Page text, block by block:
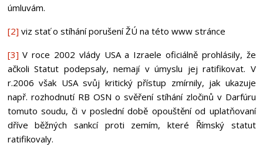
úmluvám.
[2] viz stať o stíhání porušení ŽÚ na této www stránce
[3]V roce 2002 vlády USA a Izraele oficiálně prohlásily, že
ačkoli Statut podepsaly, nemají v úmyslu jej ratifikovat. V
r.2006 však USA svůj kritický přístup zmírnily, jak ukazuje
např. rozhodnutí RB OSN o svěření stíhání zločinů v Darfúru
tomuto soudu, či v poslední době opouštění od uplatňovaní
dříve běžných sankcí proti zemím, které Římský statut
ratifikovaly.